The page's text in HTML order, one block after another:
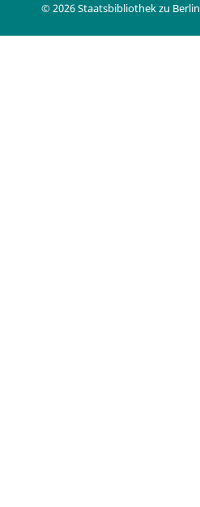
© 2026 Staatsbibliothek zu Berlin